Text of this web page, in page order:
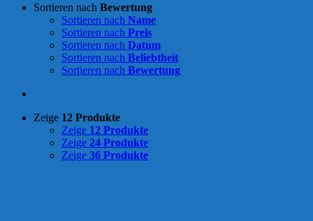
Sortieren nach Bewertung
Sortieren nach Name
Sortieren nach Preis
Sortieren nach Datum
Sortieren nach Beliebtheit
Sortieren nach Bewertung
Zeige 12 Produkte
Zeige 12 Produkte
Zeige 24 Produkte
Zeige 36 Produkte